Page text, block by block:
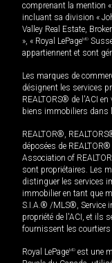
comprenant la mention
incluant sa division «
Valley Real Estate,
», « Royal LePageMD
appartiennent et sont
Les marques de
désignent les services
REALTORS® de l'ACI
biens immobiliers dans
REALTOR®,
déposées de
Association of
sont propriétaires. Les
distinguer les services
immobilier en tant que
S.I.A.® /MLS®, Service
propriété de l'ACI, et ils
fournissent les courtiers
Royal LePageMD est une